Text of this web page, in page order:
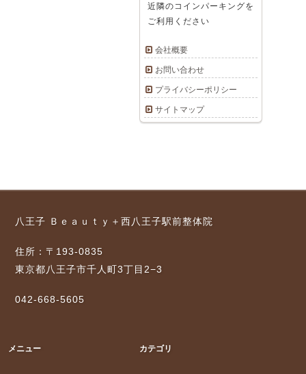
近隣のコインパーキングを
ご利用ください
会社概要
お問い合わせ
プライバシーポリシー
サイトマップ
八王子 Ｂｅａｕｔｙ＋西八王子駅前整体院
住所：〒193-0835
東京都八王子市千人町3丁目2−3
042-668-5605
メニュー カテゴリ